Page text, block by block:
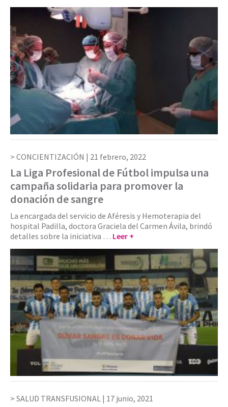
CONCIENTIZACIÓN | 21 febrero, 2022
La Liga Profesional de Fútbol impulsa una
campaña solidaria para promover la
donación de sangre
La encargada del servicio de Aféresis y Hemoterapia del
hospital Padilla, doctora Graciela del Carmen Ávila, brindó
detalles sobre la iniciativa … Leer +
SALUD TRANSFUSIONAL | 17 junio, 2021